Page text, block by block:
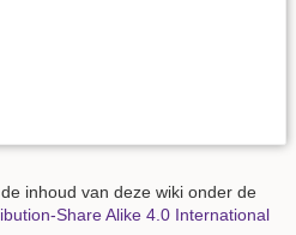
inhoud van deze wiki onder de
Share Alike 4.0 International